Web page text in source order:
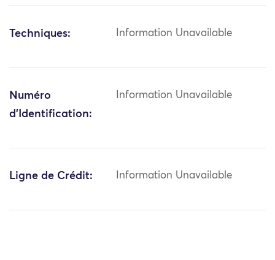
Techniques: Information Unavailable
Numéro
d'Identification:
Information Unavailable
Ligne de Crédit: Information Unavailable